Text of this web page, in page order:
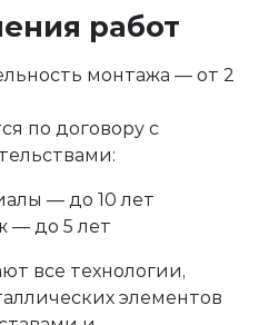
работ
монтажа — от 2
по договору с
— до 10 лет
— до 5 лет
все технологии,
элементов